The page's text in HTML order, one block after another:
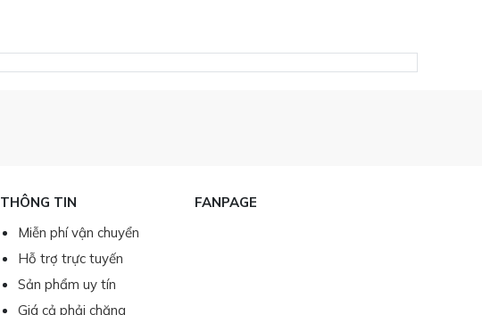
THÔNG TIN
Miễn phí vận chuyển
Hỗ trợ trực tuyến
Sản phẩm uy tín
Giá cả phải chăng
FANPAGE